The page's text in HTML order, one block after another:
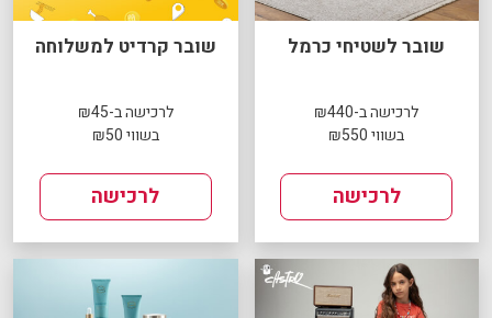
שובר לשטיחי כרמל
לרכישה ב-₪440
בשווי ₪550
לרכישה
שובר קרדיט למשלוחה
לרכישה ב-₪45
בשווי ₪50
לרכישה